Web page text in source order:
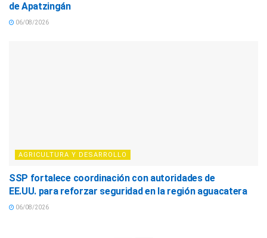
de Apatzingán
06/08/2026
AGRICULTURA Y DESARROLLO
SSP fortalece coordinación con autoridades de
EE.UU. para reforzar seguridad en la región aguacatera
06/08/2026